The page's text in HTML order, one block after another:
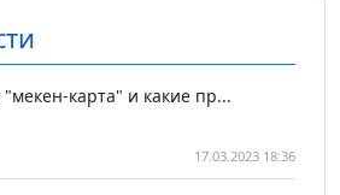
карта" и какие пр...
17.03.2023 18:36